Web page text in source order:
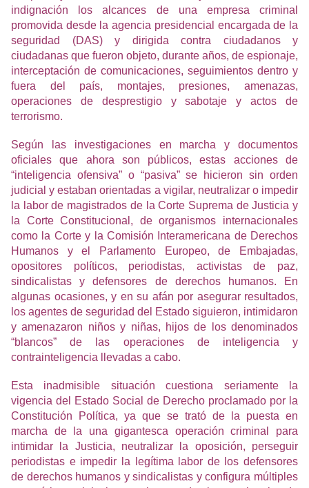
indignación los alcances de una empresa criminal
promovida desde la agencia presidencial encargada de la
seguridad (DAS) y dirigida contra ciudadanos y
ciudadanas que fueron objeto, durante años, de espionaje,
interceptación de comunicaciones, seguimientos dentro y
fuera del país, montajes, presiones, amenazas,
operaciones de desprestigio y sabotaje y actos de
terrorismo.
Según las investigaciones en marcha y documentos
oficiales que ahora son públicos, estas acciones de
“inteligencia ofensiva” o “pasiva” se hicieron sin orden
judicial y estaban orientadas a vigilar, neutralizar o impedir
la labor de magistrados de la Corte Suprema de Justicia y
la Corte Constitucional, de organismos internacionales
como la Corte y la Comisión Interamericana de Derechos
Humanos y el Parlamento Europeo, de Embajadas,
opositores políticos, periodistas, activistas de paz,
sindicalistas y defensores de derechos humanos. En
algunas ocasiones, y en su afán por asegurar resultados,
los agentes de seguridad del Estado siguieron, intimidaron
y amenazaron niños y niñas, hijos de los denominados
“blancos” de las operaciones de inteligencia y
contrainteligencia llevadas a cabo.
Esta inadmisible situación cuestiona seriamente la
vigencia del Estado Social de Derecho proclamado por la
Constitución Política, ya que se trató de la puesta en
marcha de la una gigantesca operación criminal para
intimidar la Justicia, neutralizar la oposición, perseguir
periodistas e impedir la legítima labor de los defensores
de derechos humanos y sindicalistas y configura múltiples